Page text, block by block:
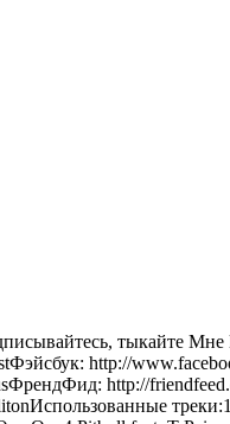
тыкайте
http://
http://